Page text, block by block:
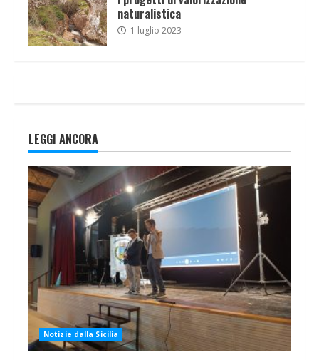
naturalistica
1 luglio 2023
LEGGI ANCORA
Notizie dalla Sicilia